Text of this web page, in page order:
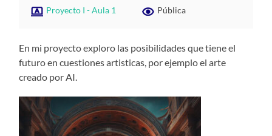
Proyecto I - Aula 1 Pública
En mi proyecto exploro las posibilidades que tiene el
futuro en cuestiones artisticas, por ejemplo el arte
creado por AI.